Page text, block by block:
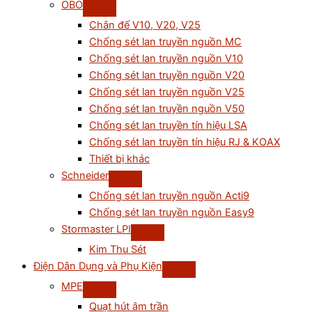
OBO
Chân đế V10, V20, V25
Chống sét lan truyền nguồn MC
Chống sét lan truyền nguồn V10
Chống sét lan truyền nguồn V20
Chống sét lan truyền nguồn V25
Chống sét lan truyền nguồn V50
Chống sét lan truyền tín hiệu LSA
Chống sét lan truyền tín hiệu RJ & KOAX
Thiết bị khác
Schneider
Chống sét lan truyền nguồn Acti9
Chống sét lan truyền nguồn Easy9
Stormaster LPI
Kim Thu Sét
Điện Dân Dụng và Phụ Kiện
MPE
Quạt hút âm trần